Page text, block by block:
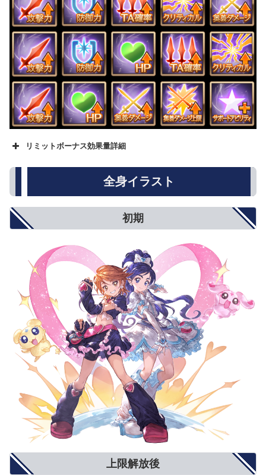
リミットボーナス効果量詳細
5%
HP
250 500
750
回復性能
10% 15%
20%
10%
アビリティダメージ上限
5% 8%
10%
オーバードライブ抑制
5%
弱体耐性
5% 8%
5%
5%
10%
属性軽減
2% 4%
5%
奥義ダメージ
10% 15%
20%
奥義ダメージ上限
5% 8%
クリティカル確率
小(12%) 中(20%)
ダブルアタック確率
3% 5%
トリプルアタック確率
2% 4%
奥義ゲージ上昇量
8%
対ブレイク攻撃
5% 8%
モードゲージ減少量
5% 8% 10%
攻撃力UP/防御力DOWN
攻撃力+900
防御力-10%
攻撃力+1300
防御力-15%
防御力-20%
防御力UP/攻撃力DOWN
防御力+10%
攻撃力-900
防御力+15%
攻撃力-1300
反射発動率UP
2%
5%
小(+50)
大(+100)
小(-30)
全身イラスト
初期
上限解放後